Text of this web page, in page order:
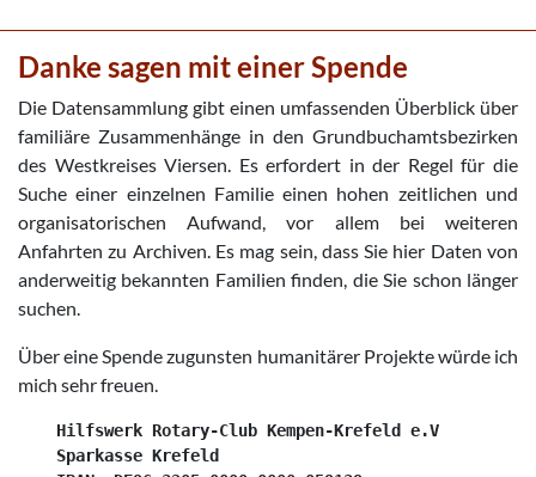
Danke sagen mit einer Spende
Die Datensammlung gibt einen umfassenden Überblick über
familiäre Zusammenhänge in den Grundbuchamtsbezirken
des Westkreises Viersen. Es erfordert in der Regel für die
Suche einer einzelnen Familie einen hohen zeitlichen und
organisatorischen Aufwand, vor allem bei weiteren
Anfahrten zu Archiven. Es mag sein, dass Sie hier Daten von
anderweitig bekannten Familien finden, die Sie schon länger
suchen.
Über eine Spende zugunsten humanitärer Projekte würde ich
mich sehr freuen.
    Hilfswerk Rotary-Club Kempen-Krefeld e.V
    Sparkasse Krefeld